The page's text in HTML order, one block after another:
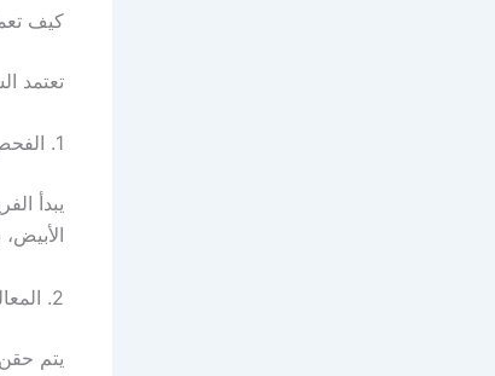
كيف
تعتمد
1. الفحص والكشف المتقدم
يبدأ
2. المعالجة الكيميائية الدقيقة
يتم